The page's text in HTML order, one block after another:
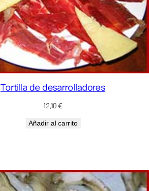
Tortilla de desarrolladores
12,10€
Añadir al carrito